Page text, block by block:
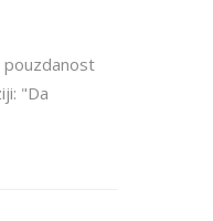
pouzdanost
"Da